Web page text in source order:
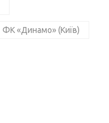
ФК «Динамо» (Київ)